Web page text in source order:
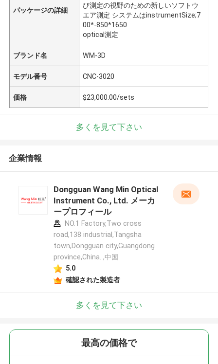
パッケージの詳細
び測定の視野のための新しいソフトウ
エア測定 システムはinstrumentSize;7
00*-850*1650
optical測定
ブランド名 WM-3D
モデル番号 CNC-3020
価格 $23,000.00/sets
多くを見て下さい
企業情報
Dongguan Wang Min Optical
Instrument Co., Ltd. メーカ
ープロフィール
NO.1 Factory,Two cross
road,138 industrial,Tangsha
town,Dongguan city,Guangdong
province,China. ,中国
5.0
確認された製造者
多くを見て下さい
最高の価格で